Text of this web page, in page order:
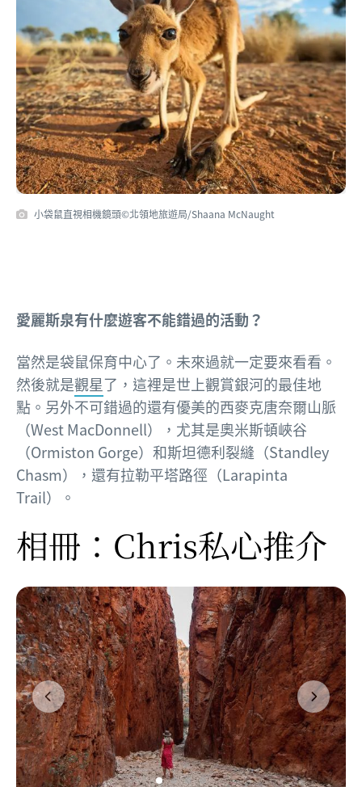
小袋鼠直視相機鏡頭©北領地旅遊局/Shaana McNaught
愛麗斯泉有什麼遊客不能錯過的活動？
當然是袋鼠保育中心了。未來過就一定要來看看。
然後就是觀星了，這裡是世上觀賞銀河的最佳地
點。另外不可錯過的還有優美的西麥克唐奈爾山脈
（West MacDonnell），尤其是奧米斯頓峽谷
（Ormiston Gorge）和斯坦德利裂縫（Standley
Chasm），還有拉勒平塔路徑（Larapinta
Trail）。
相冊：Chris私心推介
Previous Next